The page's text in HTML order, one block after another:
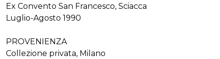
Ex Convento San Francesco, Sciacca
Luglio-Agosto 1990
PROVENIENZA
Collezione privata, Milano